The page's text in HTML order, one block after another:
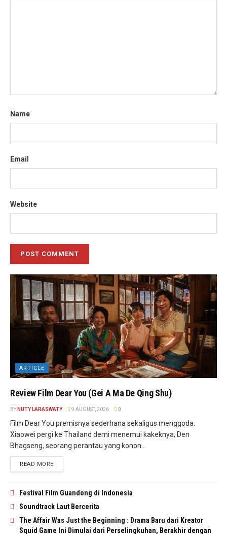
Name
Email
Website
ARTICLE
Review Film Dear You (Gei A Ma De Qing Shu)
BY NUTY LARASWATY 9 AUGUST, 2026 0
Film Dear You premisnya sederhana sekaligus menggoda.
Xiaowei pergi ke Thailand demi menemui kakeknya, Den
Bhagseng, seorang perantau yang konon...
READ MORE
Festival Film Guandong di Indonesia
Soundtrack Laut Bercerita
The Affair Was Just the Beginning : Drama Baru dari Kreator
Squid Game Ini Dimulai dari Perselingkuhan, Berakhir dengan